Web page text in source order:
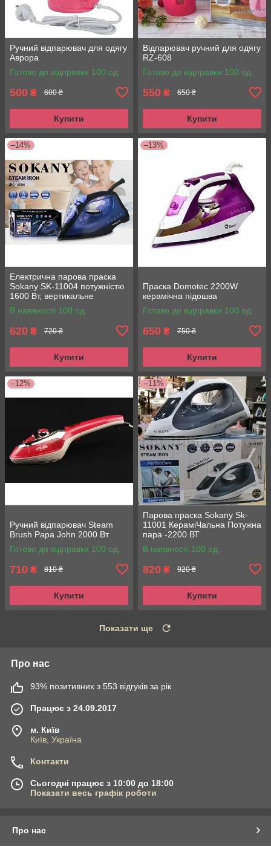
Ручний відпарювач для одягу
Аврора
Готово до відправки 100 од.
500 ₴ 600 ₴
Купити
Відпарювач ручний для одягу
RZ-608
Готово до відправки 100 од.
550 ₴ 650 ₴
Купити
–14%
Електрична парова праска
Sokany SK-11004 потужністю
1600 Вт, вертикальне
відпарювання
В наявності 100 од.
620 ₴ 720 ₴
Купити
–13%
Праска Domotec 2200W
керамічна підошва
Готово до відправки 100 од.
650 ₴ 750 ₴
Купити
–12%
Ручний відпарювач Steam
Brush Papa John 2000 Вт
Готово до відправки 100 од.
710 ₴ 810 ₴
Купити
–11%
Парова праска Sokany Sk-
11001 КераміЧальна Потужна
пара -2200 ВТ
В наявності 100 од.
820 ₴ 920 ₴
Купити
Показати ще
Про нас
93% позитивних з 553 відгуків за рік
Працює з 24.09.2017
м. Київ
Київ, Україна
Контакти
Сьогодні працює з 10:00 до 18:00
Показати весь графік роботи
Про нас